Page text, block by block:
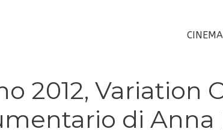
2012, Variation
di Anna